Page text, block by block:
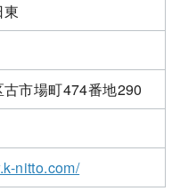
市場町474番地290
nitto.com/